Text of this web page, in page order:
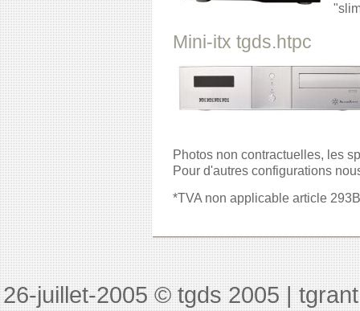
Mini-itx tgds.htpc
Photos non contractuelles, les
Pour d'autres configurations
*TVA non applicable article
26-juillet-2005© tgds 2005 |